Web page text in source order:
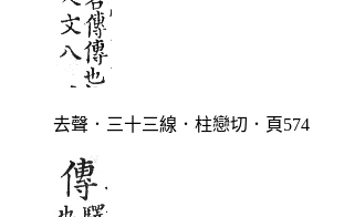
去聲．三十三線．柱戀切．頁574